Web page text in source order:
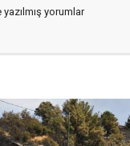
yorumlar